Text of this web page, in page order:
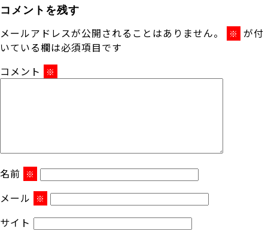
コメントを残す
メールアドレスが公開されることはありません。 ※ が付
いている欄は必須項目です
コメント
※
名前 ※
メール ※
サイト